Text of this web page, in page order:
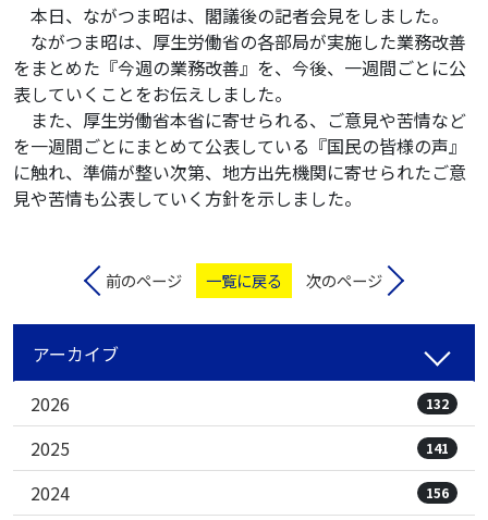
本日、ながつま昭は、閣議後の記者会見をしました。
ながつま昭は、厚生労働省の各部局が実施した業務改善
をまとめた『今週の業務改善』を、今後、一週間ごとに公
表していくことをお伝えしました。
また、厚生労働省本省に寄せられる、ご意見や苦情など
を一週間ごとにまとめて公表している『国民の皆様の声』
に触れ、準備が整い次第、地方出先機関に寄せられたご意
見や苦情も公表していく方針を示しました。
前のページ 一覧に戻る 次のページ
アーカイブ
2026
132
2025 141
2024 156